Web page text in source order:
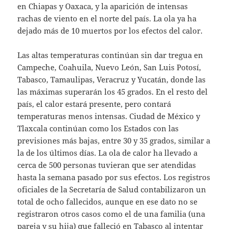
en Chiapas y Oaxaca, y la aparición de intensas
rachas de viento en el norte del país. La ola ya ha
dejado más de 10 muertos por los efectos del calor.
Las altas temperaturas continúan sin dar tregua en
Campeche, Coahuila, Nuevo León, San Luis Potosí,
Tabasco, Tamaulipas, Veracruz y Yucatán, donde las
las máximas superarán los 45 grados. En el resto del
país, el calor estará presente, pero contará
temperaturas menos intensas. Ciudad de México y
Tlaxcala continúan como los Estados con las
previsiones más bajas, entre 30 y 35 grados, similar a
la de los últimos días. La ola de calor ha llevado a
cerca de 500 personas tuvieran que ser atendidas
hasta la semana pasado por sus efectos. Los registros
oficiales de la Secretaría de Salud contabilizaron un
total de ocho fallecidos, aunque en ese dato no se
registraron otros casos como el de una familia (una
pareja y su hija) que falleció en Tabasco al intentar